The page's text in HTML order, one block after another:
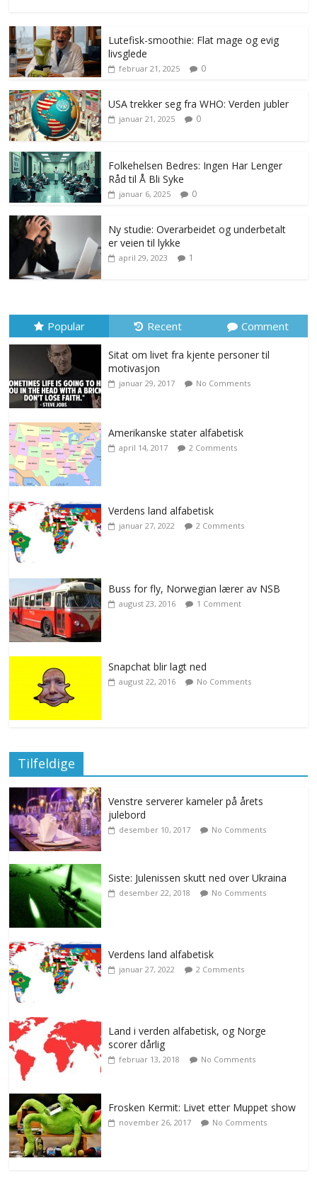
Lutefisk-smoothie: Flat mage og evig
livsglede
februar 21, 2025 0
USA trekker seg fra WHO: Verden jubler
januar 21, 2025 0
Folkehelsen Bedres: Ingen Har Lenger
Råd til Å Bli Syke
januar 6, 2025 0
Ny studie: Overarbeidet og underbetalt
er veien til lykke
april 29, 2023 1
Popular Recent Comment
Sitat om livet fra kjente personer til
motivasjon
januar 29, 2017 No Comments
Amerikanske stater alfabetisk
april 14, 2017 2 Comments
Verdens land alfabetisk
januar 27, 2022 2 Comments
Buss for fly, Norwegian lærer av NSB
august 23, 2016 1 Comment
Snapchat blir lagt ned
august 22, 2016 No Comments
Tilfeldige
Venstre serverer kameler på årets
julebord
desember 10, 2017 No Comments
Siste: Julenissen skutt ned over Ukraina
desember 22, 2018 No Comments
Verdens land alfabetisk
januar 27, 2022 2 Comments
Land i verden alfabetisk, og Norge
scorer dårlig
februar 13, 2018 No Comments
Frosken Kermit: Livet etter Muppet show
november 26, 2017 No Comments